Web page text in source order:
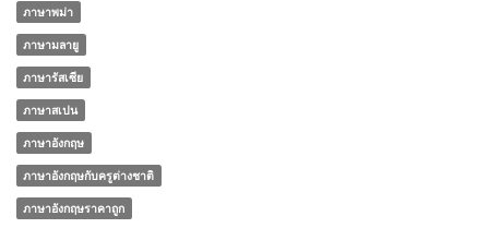
ภาษาพม่า
ภาษามลายู
ภาษารัสเซีย
ภาษาสเปน
ภาษาอังกฤษ
ภาษาอังกฤษกับครูต่างชาติ
ภาษาอังกฤษราคาถูก